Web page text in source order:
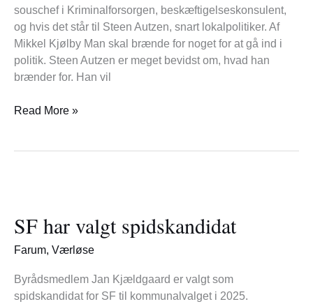
souschef i Kriminalforsorgen, beskæftigelseskonsulent,
og hvis det står til Steen Autzen, snart lokalpolitiker. Af
Mikkel Kjølby Man skal brænde for noget for at gå ind i
politik. Steen Autzen er meget bevidst om, hvad han
brænder for. Han vil
i
samfundet
Read More »
SF har valgt spidskandidat
Farum, Værløse
Byrådsmedlem Jan Kjældgaard er valgt som
spidskandidat for SF til kommunalvalget i 2025.
valgt
spidskandidat